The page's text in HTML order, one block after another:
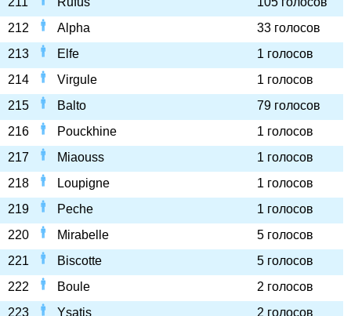
212
Alpha
33 голосов
213
Elfe
1 голосов
214
Virgule
1 голосов
215
Balto
79 голосов
216
Pouckhine
1 голосов
217
Miaouss
1 голосов
218
Loupigne
1 голосов
219
Peche
1 голосов
220
Mirabelle
5 голосов
221
Biscotte
5 голосов
222
Boule
2 голосов
223
Ysatis
2 голосов